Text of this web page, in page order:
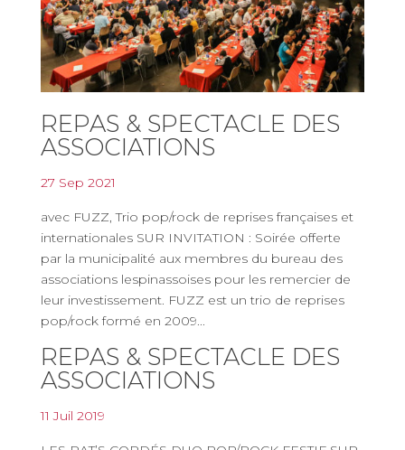
REPAS & SPECTACLE DES
ASSOCIATIONS
27 Sep 2021
avec FUZZ, Trio pop/rock de reprises françaises et
internationales SUR INVITATION : Soirée offerte
par la municipalité aux membres du bureau des
associations lespinassoises pour les remercier de
leur investissement. FUZZ est un trio de reprises
pop/rock formé en 2009...
REPAS & SPECTACLE DES
ASSOCIATIONS
11 Juil 2019